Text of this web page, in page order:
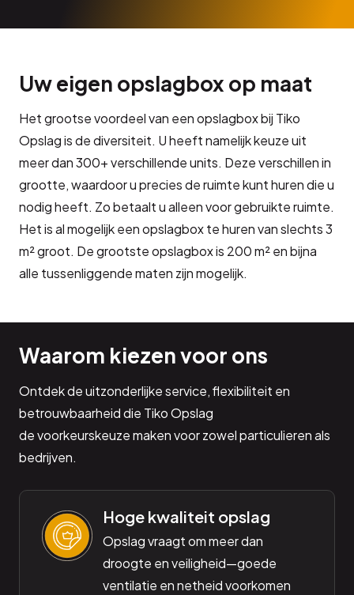
Uw eigen opslagbox op maat
Het grootse voordeel van een opslagbox bij Tiko
Opslag is de diversiteit. U heeft namelijk keuze uit
meer dan 300+ verschillende units. Deze verschillen in
grootte, waardoor u precies de ruimte kunt huren die u
nodig heeft. Zo betaalt u alleen voor gebruikte ruimte.
Het is al mogelijk een opslagbox te huren van slechts 3
m² groot. De grootste opslagbox is 200 m² en bijna
alle tussenliggende maten zijn mogelijk.
Waarom kiezen voor ons
Ontdek de uitzonderlijke service, flexibiliteit en
betrouwbaarheid die Tiko Opslag
de voorkeurskeuze maken voor zowel particulieren als
bedrijven.
Hoge kwaliteit opslag
Opslag vraagt om meer dan
droogte en veiligheid—goede
ventilatie en netheid voorkomen